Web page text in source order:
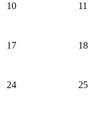
10 11
17 18
24 25